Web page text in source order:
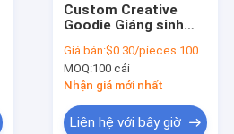
Custom Creative
Goodie Giáng sinh
logo của riêng bạn
cho Xmas Party
trang trí
Giá bán:$0.30/pieces 100-1999 pieces
MOQ:100 cái
Nhận giá mới nhất
Liên hệ với bây giờ